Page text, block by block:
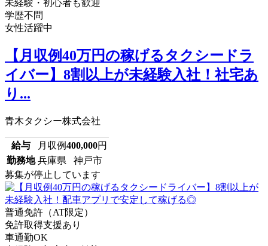
未経験・初心者も歓迎
学歴不問
女性活躍中
【月収例40万円の稼げるタクシードラ
イバー】8割以上が未経験入社！社宅あ
り...
青木タクシー株式会社
給与 月収例400,000円
勤務地 兵庫県 神戸市
募集が停止しています
普通免許（AT限定）
免許取得支援あり
車通勤OK